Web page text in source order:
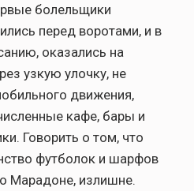
болельщики
перед воротами, и в
оказались на
узкую улочку, не
движения,
кафе, бары и
Говорить о том, что
футболок и шарфов
Марадоне, излишне.